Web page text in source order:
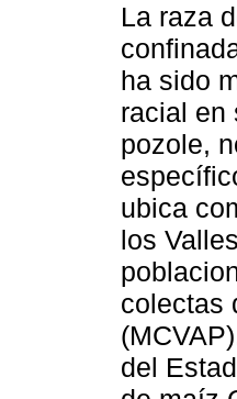
La raza
ha sido
racial en
pozole,
ubica
los
colectas
del